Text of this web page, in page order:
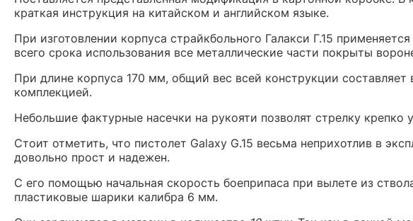
краткая инструкция на китайском и английском языке.
При изготовлении корпуса страйкбольного Галакси Г.15
всего срока использования все металлические части покрыты
При длине корпуса 170 мм, общий вес всей конструкции
комплекцией.
Небольшие фактурные насечки на рукояти позволят стрелку крепко
Стоит отметить, что пистолет Galaxy G.15 весьма неприхотлив в
довольно прост и надежен.
С его помощью начальная скорость боеприпаса при вылете из
пластиковые шарики калибра 6 мм.